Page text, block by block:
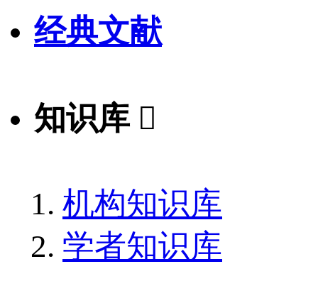
经典文献
知识库 
机构知识库
学者知识库